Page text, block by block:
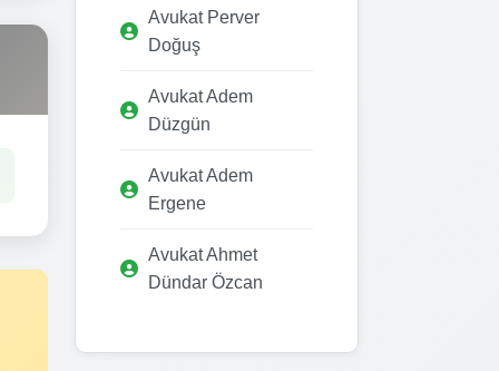
Avukat Perver
Doğuş
Avukat Adem
Düzgün
Avukat Adem
Ergene
Avukat Ahmet
Dündar Özcan